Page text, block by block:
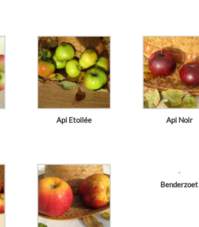
Api Etoilée Api Noir
Benderzoet